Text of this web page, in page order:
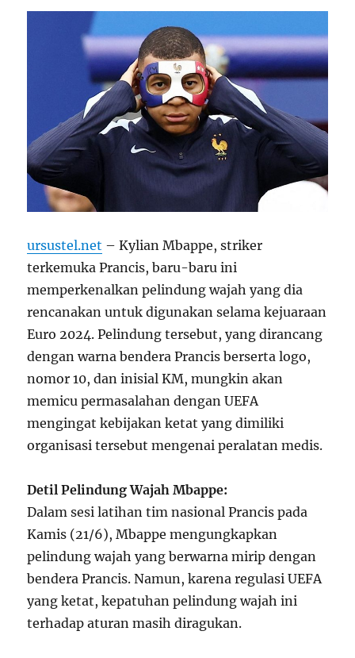
ursustel.net – Kylian Mbappe, striker
terkemuka Prancis, baru-baru ini
memperkenalkan pelindung wajah yang dia
rencanakan untuk digunakan selama kejuaraan
Euro 2024. Pelindung tersebut, yang dirancang
dengan warna bendera Prancis berserta logo,
nomor 10, dan inisial KM, mungkin akan
memicu permasalahan dengan UEFA
mengingat kebijakan ketat yang dimiliki
organisasi tersebut mengenai peralatan medis.
Detil Pelindung Wajah Mbappe:
Dalam sesi latihan tim nasional Prancis pada
Kamis (21/6), Mbappe mengungkapkan
pelindung wajah yang berwarna mirip dengan
bendera Prancis. Namun, karena regulasi UEFA
yang ketat, kepatuhan pelindung wajah ini
terhadap aturan masih diragukan.